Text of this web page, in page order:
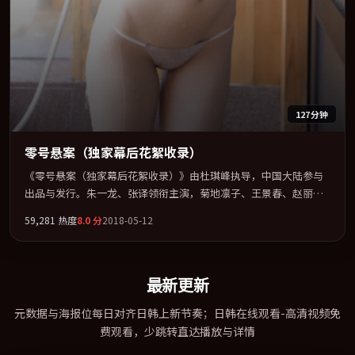
127分钟
零号悬案（独家幕后花絮收录）
《零号悬案（独家幕后花絮收录）》由杜琪峰执导，中国大陆参与
出品与发行。朱一龙、张译领衔主演，菊地凛子、王景春、赵丽
全片以「战争」类型为骨架，在叙事、表演与视听上力求统一。定
于 2018-03-25 在内地院线及主流平台同步亮相，2018 年度话题片
59,281 热度8.0分2018-05-12
最新更新
元数据与海报位每日对齐日韩上新节奏；日韩在线观看-高清视频免
费观看，少跳转直达播放与详情